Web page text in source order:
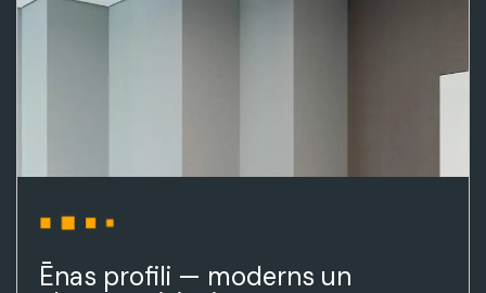
Ēnas profili — moderns un